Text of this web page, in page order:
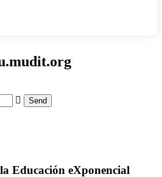
Educación eXponencial